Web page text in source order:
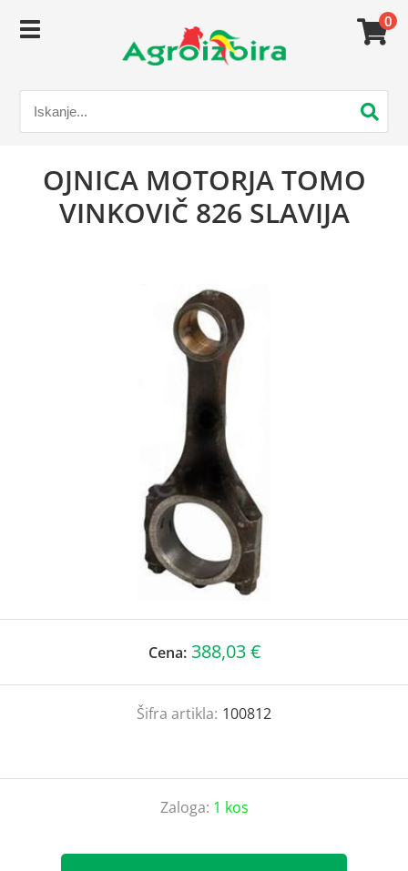
0
OJNICA MOTORJA TOMO
VINKOVIČ 826 SLAVIJA
Cena: 388,03 €
Šifra artikla: 100812
Zaloga: 1 kos